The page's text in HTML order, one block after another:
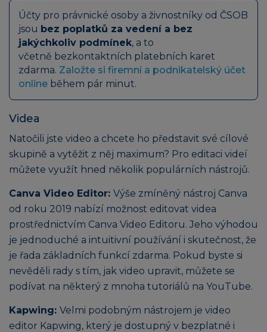
Účty pro právnické osoby a živnostníky od ČSOB
jsou bez poplatků za vedení a bez
jakýchkoliv podmínek, a to
včetně bezkontaktních platebních karet
zdarma. Založte si firemní a podnikatelský účet
online během pár minut.
Videa
Natočili jste video a chcete ho představit své cílové
skupině a vytěžit z něj maximum? Pro editaci videí
můžete využít hned několik populárních nástrojů.
Canva Video Editor: Výše zmíněný nástroj Canva
od roku 2019 nabízí možnost editovat videa
prostřednictvím Canva Video Editoru. Jeho výhodou
je jednoduché a intuitivní používání i skutečnost, že
je řada základních funkcí zdarma. Pokud byste si
nevěděli rady s tím, jak video upravit, můžete se
podívat na některý z mnoha tutoriálů na YouTube.
Kapwing: Velmi podobným nástrojem je video
editor Kapwing, který je dostupný v bezplatné i